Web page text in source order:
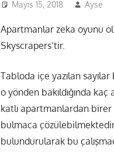
Mayıs 15, 2018 Ayse
Apartmanlar zeka oyunu
Skyscrapers’tir.
Tabloda içe yazılan
o yönden bakıldığında
katlı apartmanlardan birer
bulmaca
bulundurularak bu